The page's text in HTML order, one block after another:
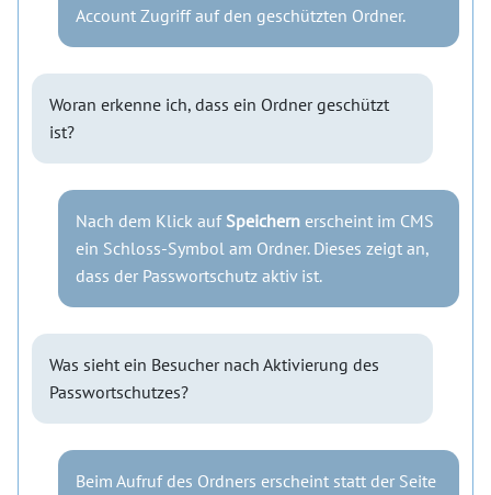
Account Zugriff auf den geschützten Ordner.
Woran erkenne ich, dass ein Ordner geschützt
ist?
Nach dem Klick auf Speichern erscheint im CMS
ein Schloss-Symbol am Ordner. Dieses zeigt an,
dass der Passwortschutz aktiv ist.
Was sieht ein Besucher nach Aktivierung des
Passwortschutzes?
Beim Aufruf des Ordners erscheint statt der Seite